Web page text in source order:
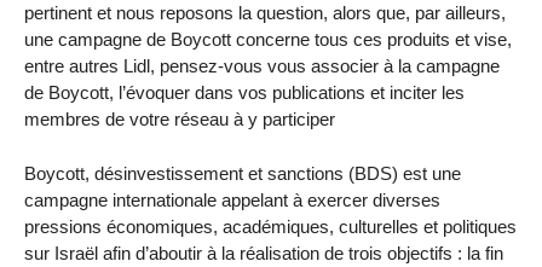
pertinent et nous reposons la question, alors que, par ailleurs,
une campagne de Boycott concerne tous ces produits et vise,
entre autres Lidl, pensez-vous vous associer à la campagne
de Boycott, l’évoquer dans vos publications et inciter les
membres de votre réseau à y participer
Boycott, désinvestissement et sanctions (BDS) est une
campagne internationale appelant à exercer diverses
pressions économiques, académiques, culturelles et politiques
sur Israël afin d’aboutir à la réalisation de trois objectifs : la fin